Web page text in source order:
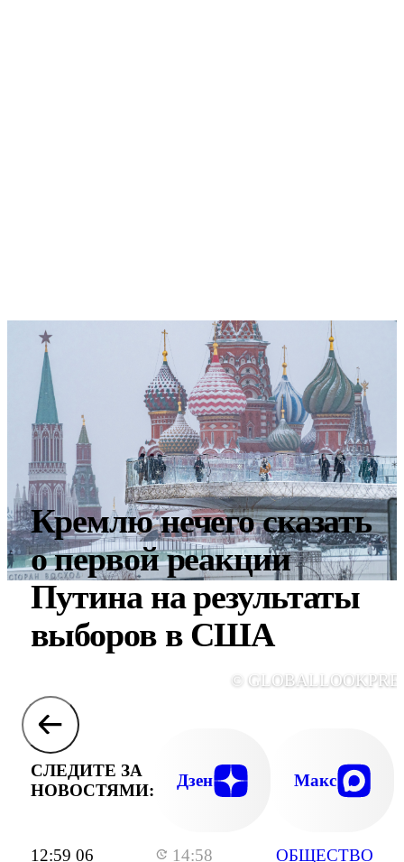
12:59 06
14:58
ОБЩЕСТВО
Кремлю нечего сказать
о первой реакции
Путина на результаты
выборов в США
©
СЛЕДИТЕ ЗА
НОВОСТЯМИ:
Дзен Макс